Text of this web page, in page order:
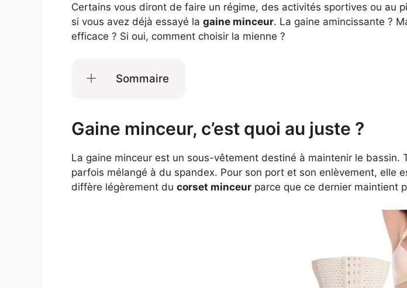
Certains vous diront de faire un régime, des activités sportives ou au
si vous avez déjà essayé la gaine minceur. La gaine amincissante ?
efficace ? Si oui, comment choisir la mienne ?
Sommaire
Gaine minceur, c’est quoi au juste ?
La gaine minceur est un sous-vêtement destiné à maintenir le
parfois mélangé à du spandex. Pour son port et son enlèvement, elle
diffère légèrement du corset minceur parce que ce dernier maintient